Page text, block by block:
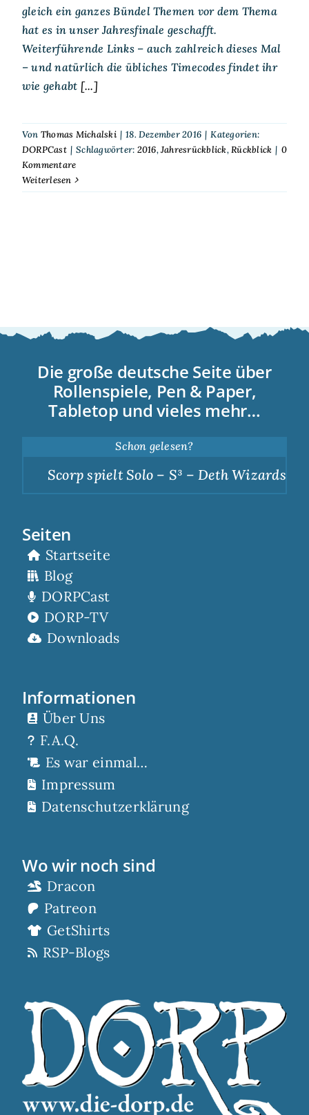
gleich ein ganzes Bündel Themen vor dem Thema
hat es in unser Jahresfinale geschafft.
Weiterführende Links – auch zahlreich dieses Mal
– und natürlich die übliches Timecodes findet ihr
wie gehabt [...]
Von Thomas Michalski | 18. Dezember 2016 | Kategorien:
DORPCast | Schlagwörter: 2016,Jahresrückblick,Rückblick | 0
Kommentare
Weiterlesen
Die große deutsche Seite über
Rollenspiele, Pen & Paper,
Tabletop und vieles mehr…
Schon gelesen?
Scorp spielt Solo – S³ – Deth Wizards –
Seiten
Startseite
Blog
DORPCast
DORP-TV
Downloads
Informationen
Über Uns
F.A.Q.
Es war einmal…
Impressum
Datenschutzerklärung
Wo wir noch sind
Dracon
Patreon
GetShirts
RSP-Blogs